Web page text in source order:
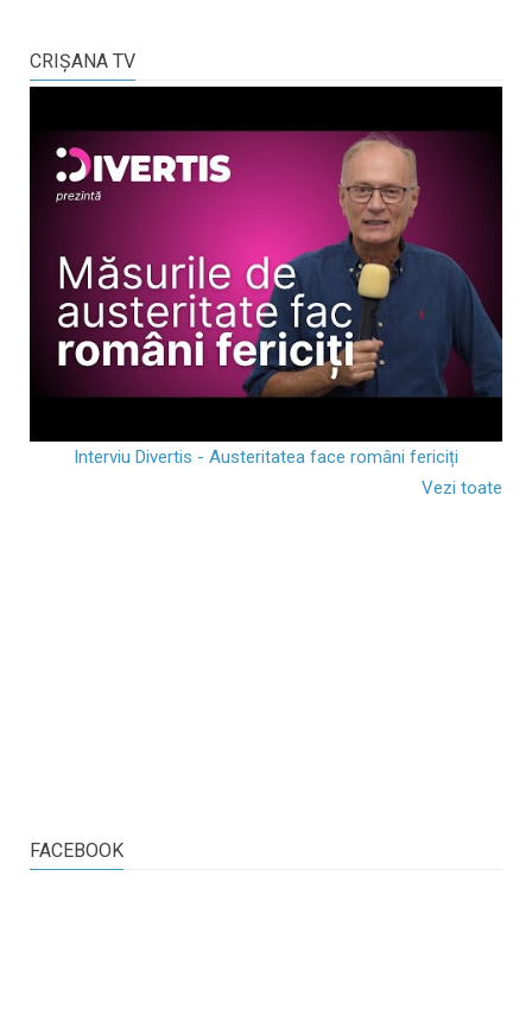
CRIŞANA TV
Interviu Divertis - Austeritatea face români fericiți
Vezi toate
FACEBOOK